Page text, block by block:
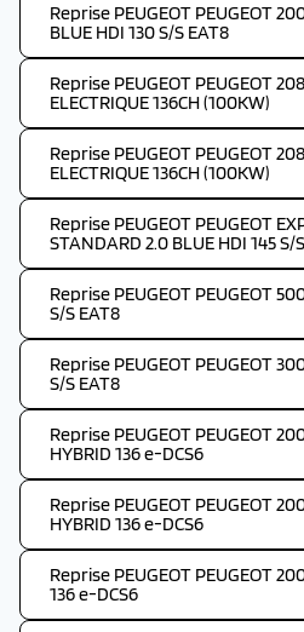
Reprise PEUGEOT PEUGEOT
BLUE HDI 130 S/S EAT8
Reprise PEUGEOT PEUGEOT
ELECTRIQUE 136CH (100KW)
Reprise PEUGEOT PEUGEOT
ELECTRIQUE 136CH (100KW)
Reprise PEUGEOT PEUGEOT
STANDARD 2.0 BLUE HDI 145 S/
Reprise PEUGEOT PEUGEOT
S/S EAT8
Reprise PEUGEOT PEUGEOT
S/S EAT8
Reprise PEUGEOT PEUGEOT
HYBRID 136 e-DCS6
Reprise PEUGEOT PEUGEOT
HYBRID 136 e-DCS6
Reprise PEUGEOT PEUGEOT
136 e-DCS6